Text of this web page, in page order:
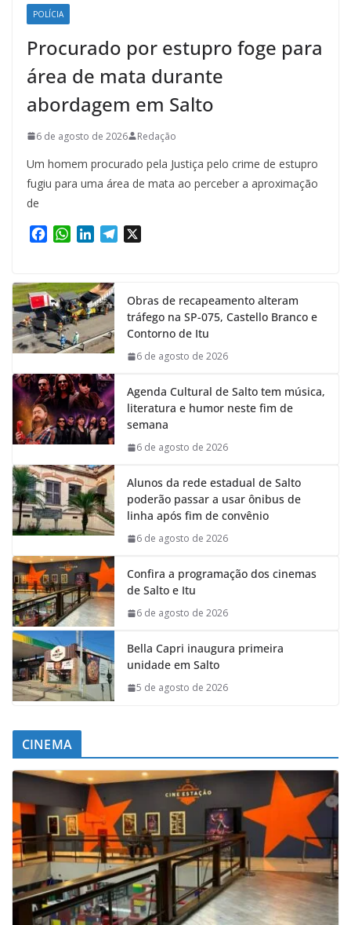
POLÍCIA
Procurado por estupro foge para
área de mata durante
abordagem em Salto
6 de agosto de 2026 Redação
Um homem procurado pela Justiça pelo crime de estupro
fugiu para uma área de mata ao perceber a aproximação
de
e
b
o
o
k
W
t
s
A
p
p
k
e
d
I
n
m
Obras de recapeamento alteram
tráfego na SP-075, Castello Branco e
Contorno de Itu
6 de agosto de 2026
Agenda Cultural de Salto tem música,
literatura e humor neste fim de
semana
6 de agosto de 2026
Alunos da rede estadual de Salto
poderão passar a usar ônibus de
linha após fim de convênio
6 de agosto de 2026
Confira a programação dos cinemas
de Salto e Itu
6 de agosto de 2026
Bella Capri inaugura primeira
unidade em Salto
5 de agosto de 2026
CINEMA